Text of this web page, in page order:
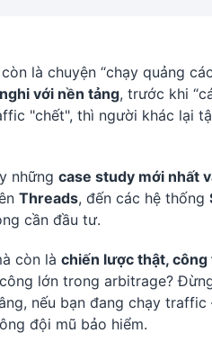
là chuyện “chạy quảng
với nền tảng, trước khi
"chết", thì người khác lại
những case study mới nhất
Threads, đến các hệ thống
cần đầu tư.
còn là chiến lược thật, công
lớn trong arbitrage?
nếu bạn đang chạy
đội mũ bảo hiểm.